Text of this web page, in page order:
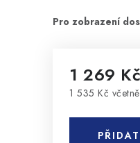
1 269 Kč
1 535 Kč